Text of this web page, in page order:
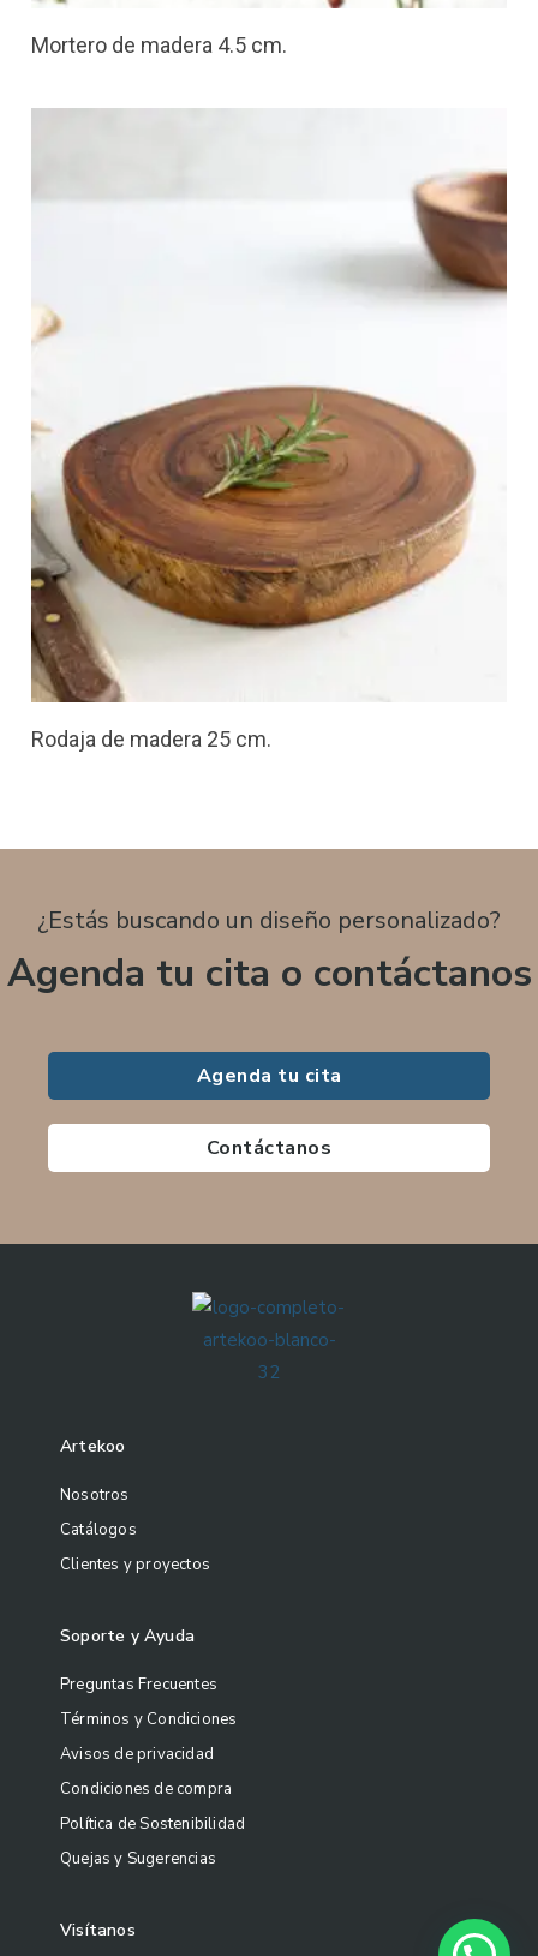
Mortero de madera 4.5 cm.
Rodaja de madera 25 cm.
¿Estás buscando un diseño personalizado?
Agenda tu cita o contáctanos
Agenda tu cita
Contáctanos
Artekoo
Nosotros
Catálogos
Clientes y proyectos
Soporte y Ayuda
Preguntas Frecuentes
Términos y Condiciones
Avisos de privacidad
Condiciones de compra
Política de Sostenibilidad
Quejas y Sugerencias
Visítanos